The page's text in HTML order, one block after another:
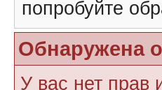
попробуйте
Обнаружена
У вас нет прав